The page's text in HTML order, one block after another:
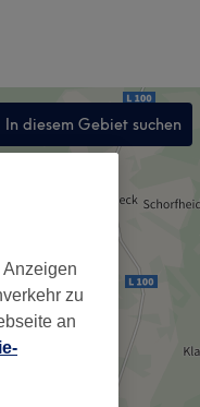
In diesem Gebiet suchen
,
zu
an